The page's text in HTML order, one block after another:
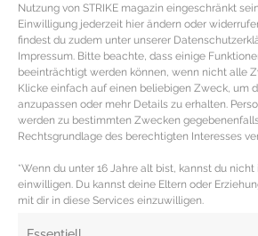
Nutzung von STRIKE magazin eingeschränkt
Einwilligung jederzeit hier ändern oder
findest du zudem unter unserer
Impressum. Bitte beachte, dass einige
beeinträchtigt werden können, wenn nicht alle
Klicke einfach auf einen beliebigen Zweck, um
anzupassen oder mehr Details zu erhalten.
werden zu bestimmten Zwecken
Rechtsgrundlage des berechtigten Interesses
*Wenn du unter 16 Jahre alt bist, kannst du
einwilligen. Du kannst deine Eltern oder
mit dir in diese Services einzuwilligen.
SUPERFOOD ANANAS –
Wirkung & Verzehrtipps
Ananas Fakten & Herkunft Die Ananas
Pflanzenart aus der Familie der